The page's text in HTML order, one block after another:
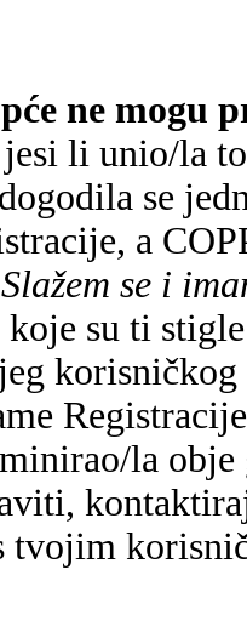
ne mogu
li unio/la
se
a
Slažem se i
su ti
la obje
tvojim